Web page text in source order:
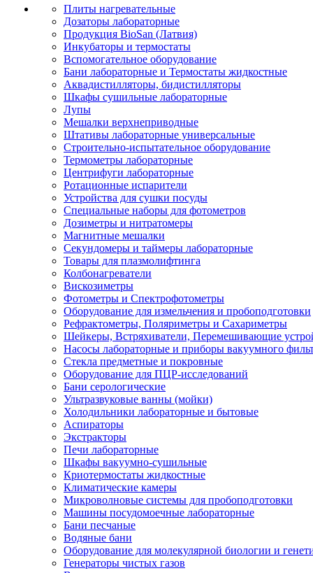
Плиты нагревательные
Дозаторы лабораторные
Продукция BioSan (Латвия)
Инкубаторы и термостаты
Вспомогательное оборудование
Бани лабораторные и Термостаты жидкостные
Аквадистилляторы, бидистилляторы
Шкафы сушильные лабораторные
Лупы
Мешалки верхнеприводные
Штативы лабораторные универсальные
Строительно-испытательное оборудование
Термометры лабораторные
Центрифуги лабораторные
Ротационные испарители
Устройства для сушки посуды
Специальные наборы для фотометров
Дозиметры и нитратомеры
Магнитные мешалки
Секундомеры и таймеры лабораторные
Товары для плазмолифтинга
Колбонагреватели
Вискозиметры
Фотометры и Спектрофотометры
Оборудование для измельчения и пробоподготовки
Рефрактометры, Поляриметры и Сахариметры
Шейкеры, Встряхиватели, Перемешивающие
Насосы лабораторные и приборы вакуумного
Стекла предметные и покровные
Оборудование для ПЦР-исследований
Бани серологические
Ультразвуковые ванны (мойки)
Холодильники лабораторные и бытовые
Аспираторы
Экстракторы
Печи лабораторные
Шкафы вакуумно-сушильные
Криотермостаты жидкостные
Климатические камеры
Микроволновые системы для пробоподготовки
Машины посудомоечные лабораторные
Бани песчаные
Водяные бани
Оборудование для молекулярной биологии и
Генераторы чистых газов